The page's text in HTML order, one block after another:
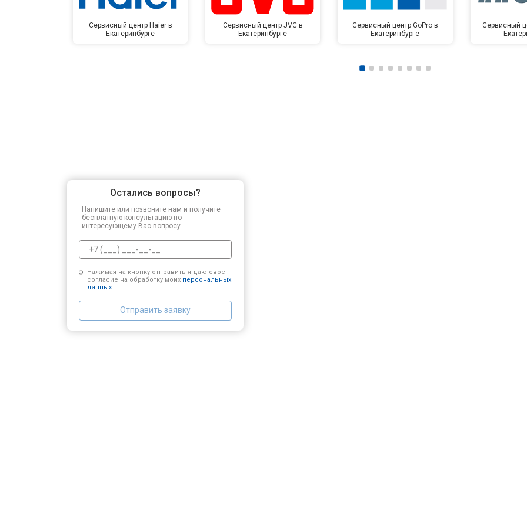
Сервисный центр Haier в
Екатеринбурге
Сервисный центр JVC в
Екатеринбурге
Сервисный центр GoPro в
Екатеринбурге
Сервисный
Остались вопросы?
Напишите или позвоните нам и получите
бесплатную консультацию по
интересующему Вас вопросу.
Нажимая на кнопку отправить я даю свое
согласие на обработку моих персональных
данных.
Отправить заявку